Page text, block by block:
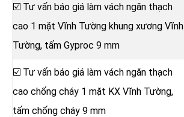
☑️ Tư vấn báo giá làm vách ngăn thạch
cao 1 mặt Vĩnh Tường khung xương Vĩnh
Tường, tấm Gyproc 9 mm
☑️ Tư vấn báo giá làm vách ngăn thạch
cao chống cháy 1 mặt KX Vĩnh Tường,
tấm chống cháy 9 mm